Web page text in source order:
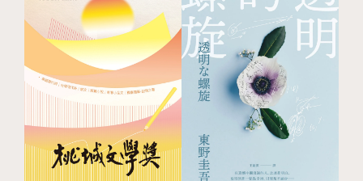
35 進入林地
36 刀刃
37 宮中的紙條
38 六層
39 信守的諾言
40 槍矛
41 劍之王冠